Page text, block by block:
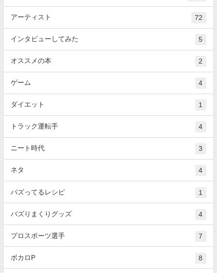
アーティスト 72
インタビューしてみた 5
オススメの本 2
ゲーム 4
ダイエット 1
トラック運転手 4
ニート時代 3
ネタ 4
バズってるレシピ 1
バズりまくりグッズ 4
プロスポーツ選手 7
ボカロP 8